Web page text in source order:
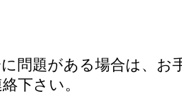
問題がある場合は、お
下さい。